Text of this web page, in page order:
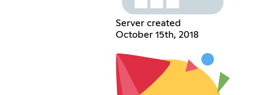
Server created
October 15th, 2018